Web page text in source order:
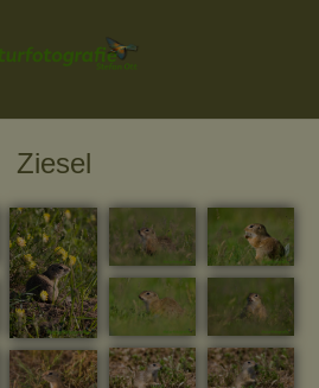
Ziesel